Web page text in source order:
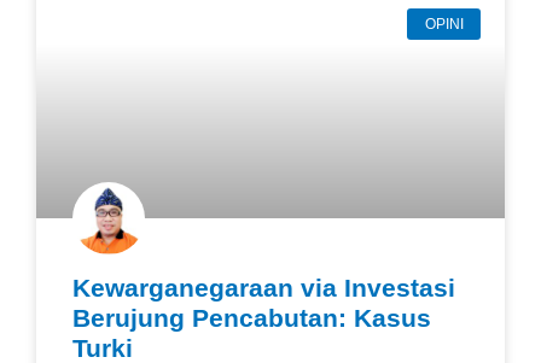
OPINI
Kewarganegaraan via Investasi
Berujung Pencabutan: Kasus
Turki